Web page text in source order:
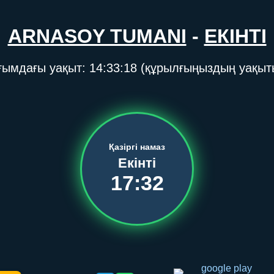
ARNASOY TUMANI - ЕКІНТІ
уақыт: 14:33:18 (құрылғыңыздың
Қазіргі намаз
Екінті
17:32